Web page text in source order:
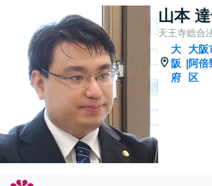
山本
天王寺総合
大
阪
府
大阪
阿倍
区